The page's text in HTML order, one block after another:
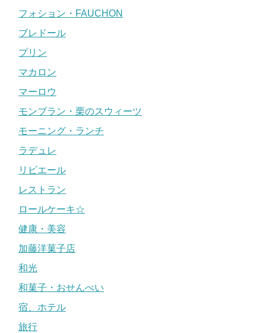
フォション・FAUCHON
ブレドール
プリン
マカロン
マーロウ
モンブラン・栗のスウィーツ
モーニング・ランチ
ラデュレ
リビエール
レストラン
ロールケーキ☆
健康・美容
加藤洋菓子店
和光
和菓子・おせんべい
宿、ホテル
旅行